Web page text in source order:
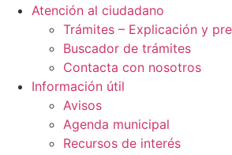
Atención al ciudadano
Trámites – Explicación y
Buscador de trámites
Contacta con nosotros
Información útil
Avisos
Agenda municipal
Recursos de interés